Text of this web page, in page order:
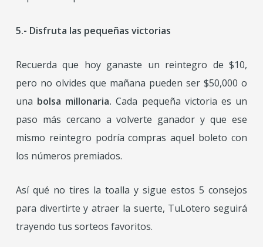
5.- Disfruta las pequeñas victorias
Recuerda que hoy ganaste un reintegro de $10,
pero no olvides que mañana pueden ser $50,000 o
una bolsa millonaria. Cada pequeña victoria es un
paso más cercano a volverte ganador y que ese
mismo reintegro podría compras aquel boleto con
los números premiados.
Así qué no tires la toalla y sigue estos 5 consejos
para divertirte y atraer la suerte, TuLotero seguirá
trayendo tus sorteos favoritos.